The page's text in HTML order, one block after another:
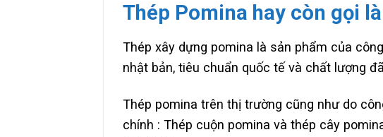
Thép Pomina hay còn gọi
Thép xây dựng pomina là sản phẩm của
nhật bản, tiêu chuẩn quốc tế và chất lượng
Thép pomina trên thị trường cũng như do
chính : Thép cuộn pomina và thép cây